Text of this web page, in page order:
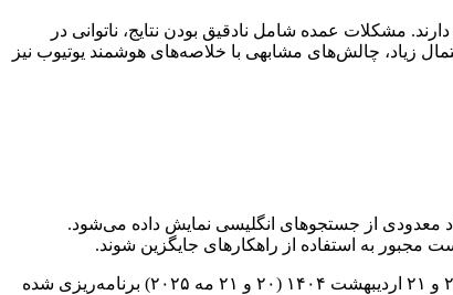
مشکلات عمده شامل نادقیق بودن نتایج، ناتوانی در
زیاد، چالش‌های مشابهی با خلاصه‌های هوشمند یوتیوب نیز
معدودی از جستجوهای انگلیسی نمایش داده می‌شود.
مجبور به استفاده از راهکارهای جایگزین شوند.
هنوز مشخص نیست آیا خلاصه‌های هوشمند یوتیوب به صورت گسترده عرضه خواهند شد یا خیر، اما احتمالاً در رویداد سالانه Google I/O که برای ۲۰ و ۲۱ اردیبهشت ۱۴۰۴ (۲۰ و ۲۱ مه ۲۰۲۵) برنامه‌ریزی شده